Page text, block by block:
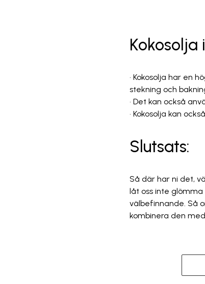
• Kokosolja har en
stekning och
• Det kan också
• Kokosolja kan
Slutsats:
Så där har ni det,
låt oss inte
välbefinnande. Så
kombinera den